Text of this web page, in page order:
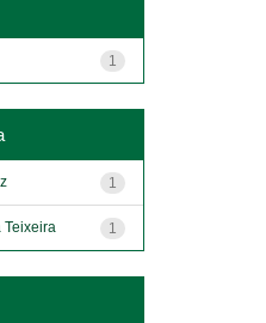
1
1
1
Teixeira